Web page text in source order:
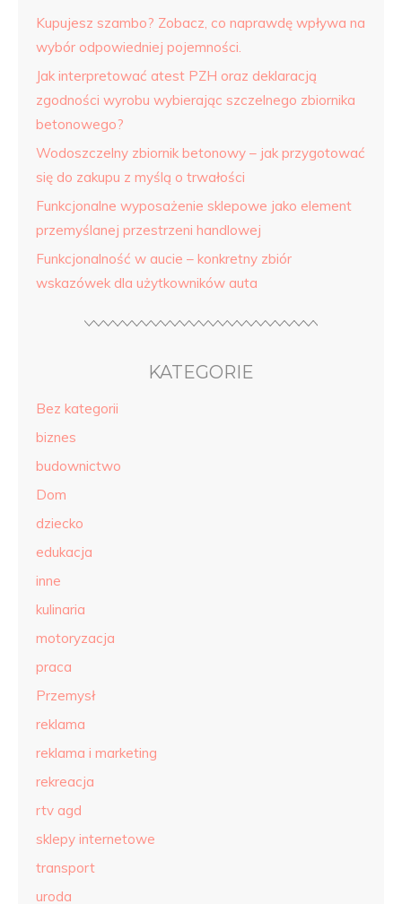
Kupujesz szambo? Zobacz, co naprawdę wpływa na
wybór odpowiedniej pojemności.
Jak interpretować atest PZH oraz deklaracją
zgodności wyrobu wybierając szczelnego zbiornika
betonowego?
Wodoszczelny zbiornik betonowy – jak przygotować
się do zakupu z myślą o trwałości
Funkcjonalne wyposażenie sklepowe jako element
przemyślanej przestrzeni handlowej
Funkcjonalność w aucie – konkretny zbiór
wskazówek dla użytkowników auta
KATEGORIE
Bez kategorii
biznes
budownictwo
Dom
dziecko
edukacja
inne
kulinaria
motoryzacja
praca
Przemysł
reklama
reklama i marketing
rekreacja
rtv agd
sklepy internetowe
transport
uroda